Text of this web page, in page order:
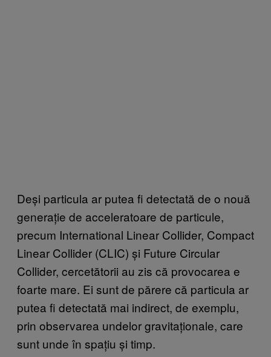
Deși particula ar putea fi detectată de o nouă
generație de acceleratoare de particule,
precum International Linear Collider, Compact
Linear Collider (CLIC) și Future Circular
Collider, cercetătorii au zis că provocarea e
foarte mare. Ei sunt de părere că particula ar
putea fi detectată mai indirect, de exemplu,
prin observarea undelor gravitaționale, care
sunt unde în spațiu și timp.